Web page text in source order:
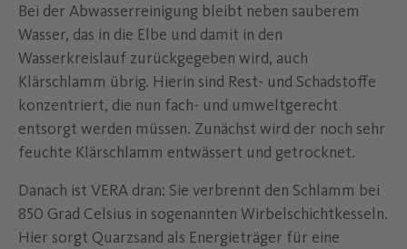
Bei der Abwasserreinigung bleibt neben sauberem
Wasser, das in die Elbe und damit in den
Wasserkreislauf zurückgegeben wird, auch
Klärschlamm übrig. Hierin sind Rest- und Schadstoffe
konzentriert, die nun fach- und umweltgerecht
entsorgt werden müssen. Zunächst wird der noch sehr
feuchte Klärschlamm entwässert und getrocknet.
Danach ist VERA dran: Sie verbrennt den Schlamm bei
850 Grad Celsius in sogenannten Wirbelschichtkesseln.
Hier sorgt Quarzsand als Energieträger für eine